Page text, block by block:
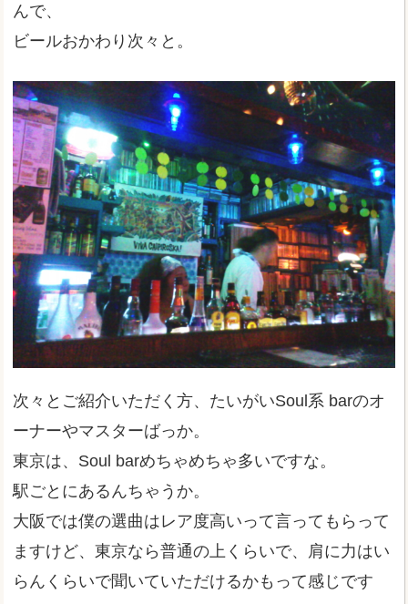
んで、
ビールおかわり次々と。
次々とご紹介いただく方、たいがいSoul系 barのオ
ーナーやマスターばっか。
東京は、Soul barめちゃめちゃ多いですな。
駅ごとにあるんちゃうか。
大阪では僕の選曲はレア度高いって言ってもらって
ますけど、東京なら普通の上くらいで、肩に力はい
らんくらいで聞いていただけるかもって感じです